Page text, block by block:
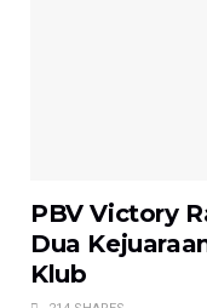
PBV Victory
Dua
Klub